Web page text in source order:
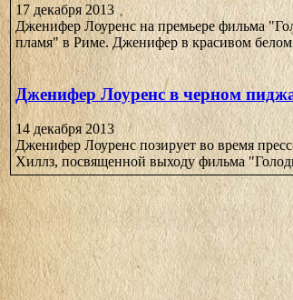
17 декабря 2013
Дженифер Лоуренс на премьере фильма
пламя" в Риме. Дженифер в красивом белом
Дженифер Лоуренс в черном
14 декабря 2013
Дженифер Лоуренс позирует во время
Хиллз, посвященной выходу фильма